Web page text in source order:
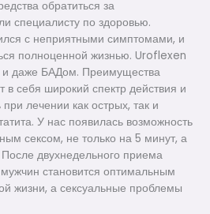
обратиться за
специалисту по здоровью.
с неприятными симптомами, и
полноценной жизнью. Uroflexen
и даже БАДом. Преимущества
в себя широкий спектр действия и
лечении как острых, так и
У нас появилась возможность
сексом, не только на 5 минут, а
двухнедельного приема
становится оптимальным
жизни, а сексуальные проблемы